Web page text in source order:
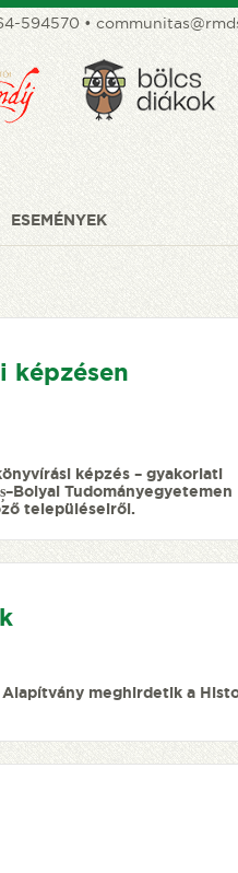
594570 •
ESEMÉNYEK
képzésen
képzés – gyakorlati
Tudományegyetemen
településeiről.
Alapítvány meghirdetik a